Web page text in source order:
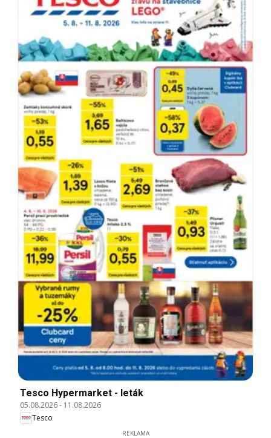
Tesco Hypermarket - leták
05.08.2026- 11.08.2026
Tesco
REKLAMA